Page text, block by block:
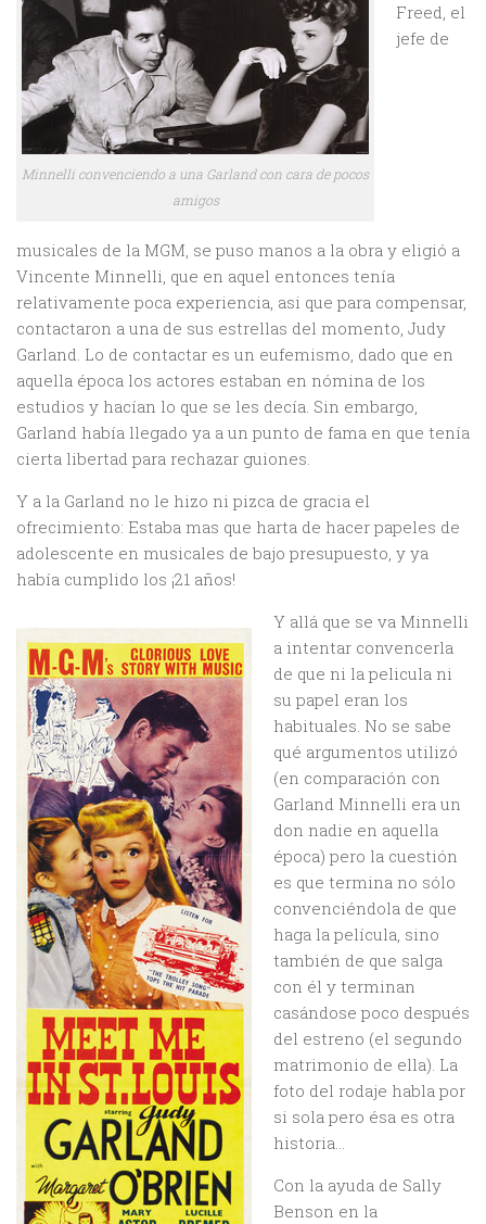
Minnelli convenciendo a una Garland con cara de pocos
amigos
Freed, el
jefe de
musicales de la MGM, se puso manos a la obra y eligió a
Vincente Minnelli, que en aquel entonces tenía
relativamente poca experiencia, asi que para compensar,
contactaron a una de sus estrellas del momento, Judy
Garland. Lo de contactar es un eufemismo, dado que en
aquella época los actores estaban en nómina de los
estudios y hacían lo que se les decía. Sin embargo,
Garland había llegado ya a un punto de fama en que tenía
cierta libertad para rechazar guiones.
Y a la Garland no le hizo ni pizca de gracia el
ofrecimiento: Estaba mas que harta de hacer papeles de
adolescente en musicales de bajo presupuesto, y ya
había cumplido los ¡21 años!
Y allá que se va Minnelli
a intentar convencerla
de que ni la pelicula ni
su papel eran los
habituales. No se sabe
qué argumentos utilizó
(en comparación con
Garland Minnelli era un
don nadie en aquella
época) pero la cuestión
es que termina no sólo
convenciéndola de que
haga la película, sino
también de que salga
con él y terminan
casándose poco después
del estreno (el segundo
matrimonio de ella). La
foto del rodaje habla por
si sola pero ésa es otra
historia…
Con la ayuda de Sally
Benson en la